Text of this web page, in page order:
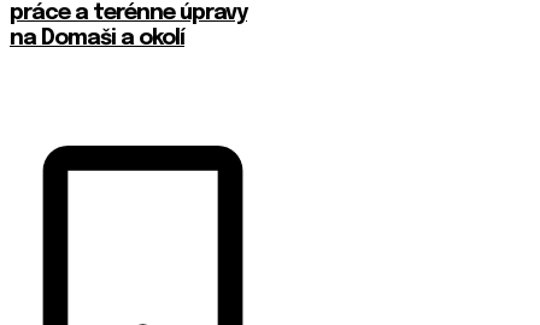
práce a terénne úpravy
na Domaši a okolí